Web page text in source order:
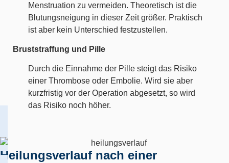
Menstruation zu vermeiden. Theoretisch ist die
Blutungsneigung in dieser Zeit größer. Praktisch
ist aber kein Unterschied festzustellen.
Bruststraffung und Pille
Durch die Einnahme der Pille steigt das Risiko
einer Thrombose oder Embolie. Wird sie aber
kurzfristig vor der Operation abgesetzt, so wird
das Risiko noch höher.
Heilungsverlauf nach einer